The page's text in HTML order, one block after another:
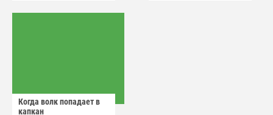
Когда волк попадает в
капкан